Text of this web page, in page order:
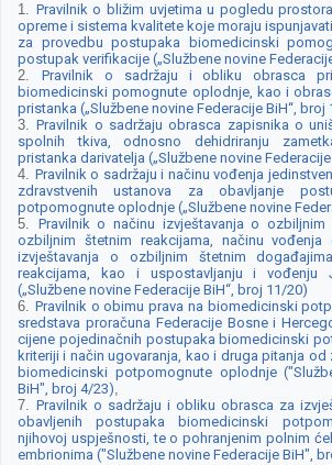
1. Pravilnik o bližim uvjetima u pogledu
opreme i sistema kvalitete koje moraju
za provedbu postupaka biomedicinski
postupak verifikacije („Službene novine
2. Pravilnik o sadržaju i obliku obrasca
biomedicinski pomognute oplodnje, kao i
pristanka („Službene novine Federacije BiH“, broj
3.Pravilnik o sadržaju obrasca zapisnika o
spolnih tkiva, odnosno dehidriranju
pristanka darivatelja („Službene novine
4. Pravilnik o sadržaju i načinu vođenja
zdravstvenih ustanova za obavljanje
potpomognute oplodnje („Službene novine
5. Pravilnik o načinu izvještavanja o
ozbiljnim štetnim reakcijama, načinu vođenja
izvještavanja o ozbiljnim štetnim
reakcijama, kao i uspostavljanju i vođenju
(„Službene novine Federacije BiH“, broj 11/20)
6. Pravilnik o obimu prava na biomedicinski
sredstava proračuna Federacije Bosne i
cijene pojedinačnih postupaka biomedicinski
kriteriji i način ugovaranja, kao i druga pitanja
biomedicinski potpomognute oplodnje
BiH", broj 4/23),
7. Pravilnik o sadržaju i obliku obrasca za
obavljenih postupaka biomedicinski
njihovoj uspješnosti, te o pohranjenim polnim
embrionima ("Službene novine Federacije BiH",